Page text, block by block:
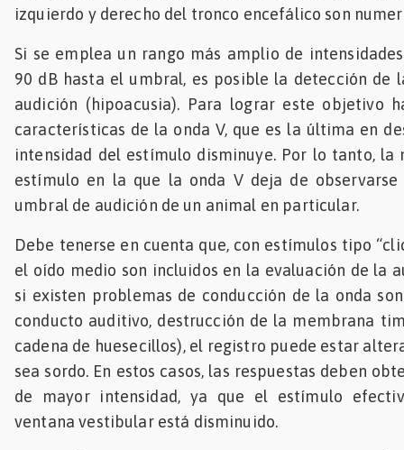
izquierdo y derecho del tronco encefálico son
Si se emplea un rango más amplio de
90 dB hasta el umbral, es posible la detección de
audición (hipoacusia). Para lograr este objetivo
características de la onda V, que es la última en
intensidad del estímulo disminuye. Por lo tanto, la
estímulo en la que la onda V deja de
umbral de audición de un animal en particular.
Debe tenerse en cuenta que, con estímulos tipo
el oído medio son incluidos en la evaluación de la
si existen problemas de conducción de la onda
conducto auditivo, destrucción de la membrana
cadena de huesecillos), el registro puede estar
sea sordo. En estos casos, las respuestas deben
de mayor intensidad, ya que el estímulo
ventana vestibular está disminuido.